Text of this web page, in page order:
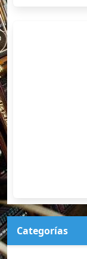
Categorías